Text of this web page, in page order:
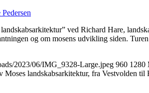
ved Richard Hare,
og om mosens udvikling siden.
2023/06/IMG_9328-Large.jpeg 960 1280
Moses landskabsarkitektur, fra Vestvolden til